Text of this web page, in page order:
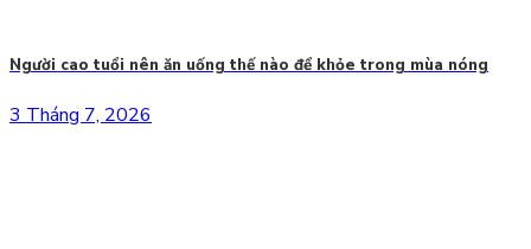
Người cao tuổi nên ăn uống thế nào để khỏe trong mùa nóng
3 Tháng 7, 2026